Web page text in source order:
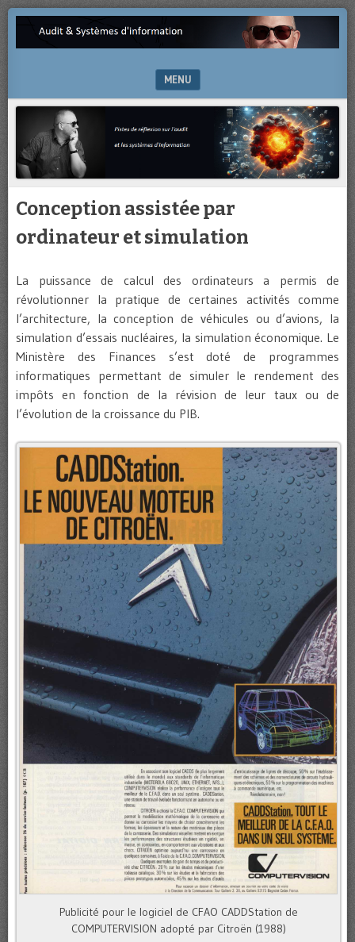
AUDIT
D'INFORMATION
Pistes
et
systèmes
d’information
MENU
SKIP TO CONTENT
Conception assistée par
ordinateur et simulation
La puissance de calcul des ordinateurs a permis de
révolutionner la pratique de certaines activités comme
l’architecture, la conception de véhicules ou d’avions, la
simulation d’essais nucléaires, la simulation économique. Le
Ministère des Finances s’est doté de programmes
informatiques permettant de simuler le rendement des
impôts en fonction de la révision de leur taux ou de
l’évolution de la croissance du PIB.
Publicité pour le logiciel de CFAO CADDStation de
COMPUTERVISION adopté par Citroën (1988)